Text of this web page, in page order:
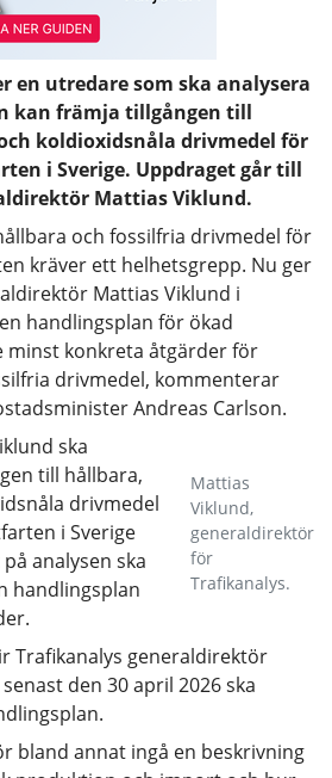
en utredare som ska analysera
kan främja tillgången till
koldioxidsnåla drivmedel för
i Sverige. Uppdraget går till
Mattias Viklund.
och fossilfria drivmedel för
kräver ett helhetsgrepp. Nu ger
Mattias Viklund i
handlingsplan för ökad
minst konkreta åtgärder för
drivmedel, kommenterar
Andreas Carlson.
Mattias
Viklund,
generaldirektör
för
Trafikanalys.
ska
till hållbara,
drivmedel
i Sverige
analysen ska
handlingsplan
Trafikanalys generaldirektör
den 30 april 2026 ska
bland annat ingå en beskrivning